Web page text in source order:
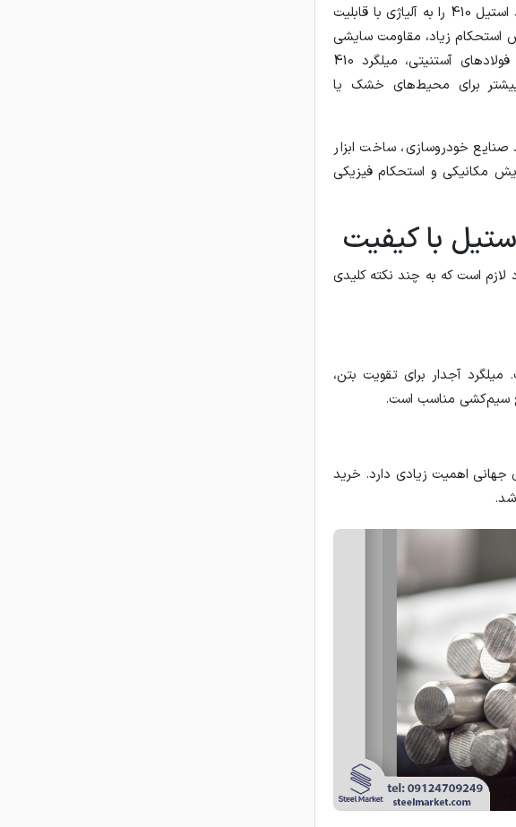
13.5٪) و مقدار متوسط کربن ساخته می‌شود. این ساختار، میلگرد استیل 410 را به آلیاژی با قابلیت
استحکام زیاد، مقاومت سایشی
قابل توجه و تحمل ضربه‌های مکانیکی شدید است. بر خلاف فولادهای آستنیتی، میلگرد 410
برای محیط‌های خشک یا
استیل 410 در صنایعی‌ مانند صنایع خودروسازی، ساخت ابزار
مکانیکی و استحکام فیزیکی
با کیفیت
لازم است که به چند نکته کلیدی
آجدار برای تقویت بتن،
سیم‌کشی مناسب است.
جهانی اهمیت زیادی دارد. خرید